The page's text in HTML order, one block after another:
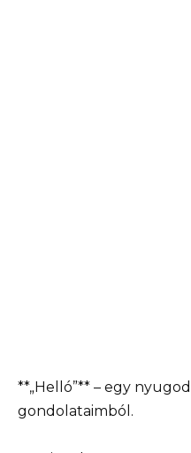
**„Helló”** – egy
gondolataimból.